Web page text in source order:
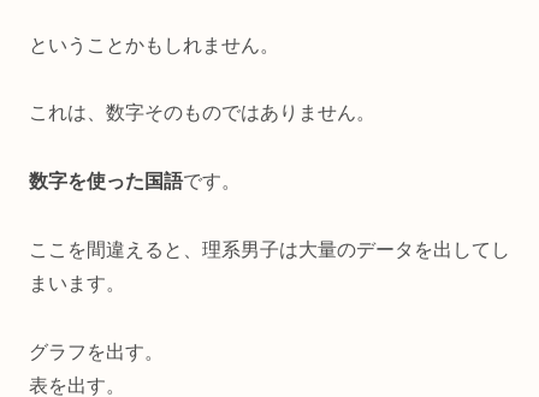
ということかもしれません。
これは、数字そのものではありません。
数字を使った国語です。
ここを間違えると、理系男子は大量のデータを出してし
まいます。
グラフを出す。
表を出す。